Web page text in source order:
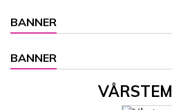
BANNER
BANNER